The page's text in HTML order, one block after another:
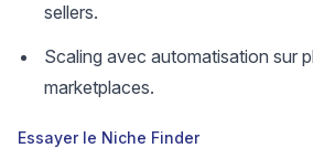
sellers.
Scaling avec automatisation sur
marketplaces.
Essayer le Niche Finder